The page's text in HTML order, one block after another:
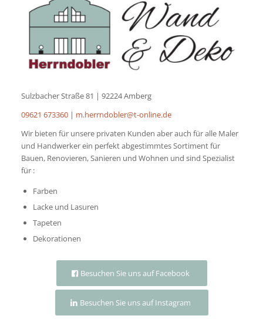
Sulzbacher Straße 81 | 92224 Amberg
09621 673360| m.herrndobler@t-online.de
Wir bieten für unsere privaten Kunden aber auch für alle Maler
und Handwerker ein perfekt abgestimmtes Sortiment für
Bauen, Renovieren, Sanieren und Wohnen und sind Spezialist
für :
Farben
Lacke und Lasuren
Tapeten
Dekorationen
Besuchen Sie uns auf Facebook
Besuchen Sie uns auf Instagram